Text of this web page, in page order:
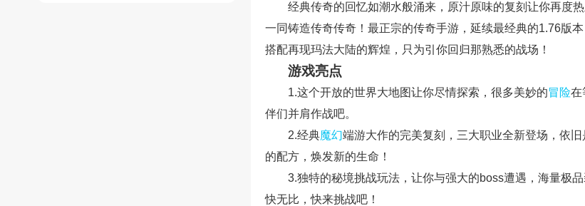
经典传奇的回忆如潮水般涌来，原汁原味的复刻让你再度
一同铸造传奇传奇！最正宗的传奇手游，延续最经典的1.76版
搭配再现玛法大陆的辉煌，只为引你回归那熟悉的战场！
游戏亮点
1.这个开放的世界大地图让你尽情探索，很多美妙的冒险在
伴们并肩作战吧。
2.经典魔幻端游大作的完美复刻，三大职业全新登场，依旧
的配方，焕发新的生命！
3.独特的秘境挑战玩法，让你与强大的boss遭遇，海量极
快无比，快来挑战吧！